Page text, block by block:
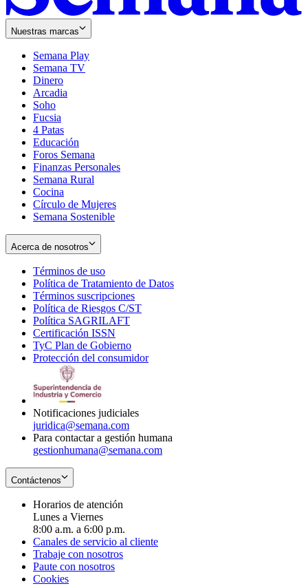
Nuestras marcas
Semana Play
Semana TV
Dinero
Arcadia
Soho
in
new
window
Fucsia
in
new
window
4 Patas
Educación
Foros Semana
Finanzas Personales
Semana Rural
Cocina
Círculo de Mujeres
Semana Sostenible
Acerca de nosotros
Términos de uso
in
new
window
Política de Tratamiento de Datos
Términos suscripciones
in
Política de Riesgos C/ST
Política SAGRILAFT
new
window
Certificación ISSN
in
new
TyC Plan de Gobierno
in
Protección del consumidorOpens
Notificaciones judiciales
juridica@semana.com
Para contactar a gestión humana
gestionhumana@semana.com
Contáctenos
Horarios de atención
Lunes a Viernes
8:00 a.m. a 6:00 p.m.
Canales de servicio al cliente
Trabaje con nosotros
Paute con nosotros
Cookies